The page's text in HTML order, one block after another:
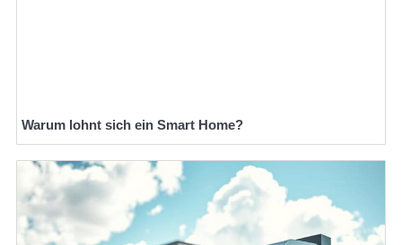
Warum lohnt sich ein Smart Home?